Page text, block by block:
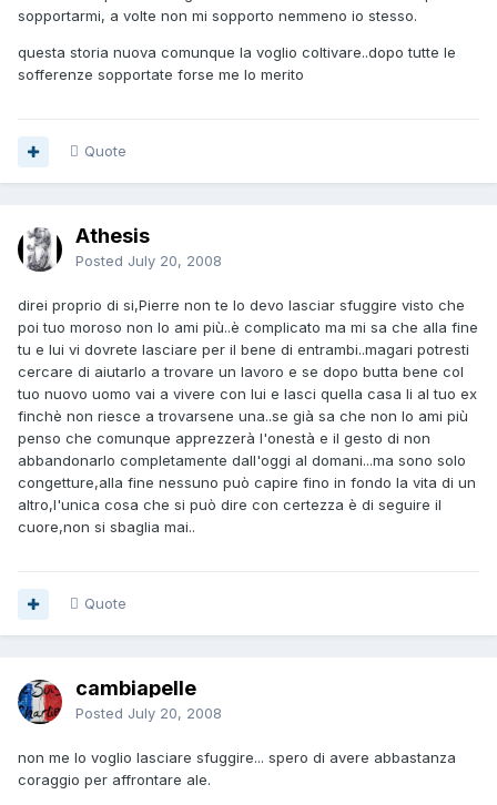
sopportarmi, a volte non mi sopporto nemmeno io stesso.
questa storia nuova comunque la voglio coltivare..dopo tutte le
sofferenze sopportate forse me lo merito
Quote
Athesis
Posted July 20, 2008
direi proprio di si,Pierre non te lo devo lasciar sfuggire visto che
poi tuo moroso non lo ami più..è complicato ma mi sa che alla fine
tu e lui vi dovrete lasciare per il bene di entrambi..magari potresti
cercare di aiutarlo a trovare un lavoro e se dopo butta bene col
tuo nuovo uomo vai a vivere con lui e lasci quella casa li al tuo ex
finchè non riesce a trovarsene una..se già sa che non lo ami più
penso che comunque apprezzerà l'onestà e il gesto di non
abbandonarlo completamente dall'oggi al domani...ma sono solo
congetture,alla fine nessuno può capire fino in fondo la vita di un
altro,l'unica cosa che si può dire con certezza è di seguire il
cuore,non si sbaglia mai..
Quote
cambiapelle
Posted July 20, 2008
non me lo voglio lasciare sfuggire... spero di avere abbastanza
coraggio per affrontare ale.